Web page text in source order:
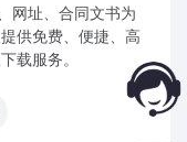
网址、合同文书为
供免费、便捷、高
载服务。